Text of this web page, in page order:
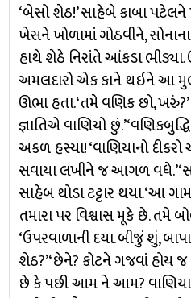
‘બેસો શેઠ!’ સાહેબે કાબા
ખેસને ખોળામાં ગોઠવીને,
હાથે શેઠે નિરાંતે આંકડા ભીડ્યા.
અમલદારો એક કાને થઇને આ
ઊભા હતા. ‘તમે વણિક છો,
જ્ઞાતિએ વાણિયો છું.’
અકળ હસ્યા! ‘વાણિયાનો દીકરો
સવાયા લખીને જ આગળ વધે.’
સાહેબ થોડા ટટ્ટાર થયા. ‘આ
તમારા પર વિશ્વાસ મૂકે છે. તમે
‘ઉપરવાળાની દયા. બીજું શું,
શેઠ?’ ‘છેને? કોટને ગજવાં હોય
છે કે પછી આમ ને આમ?